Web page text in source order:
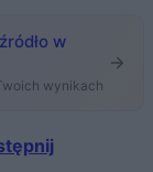
w
wynikach